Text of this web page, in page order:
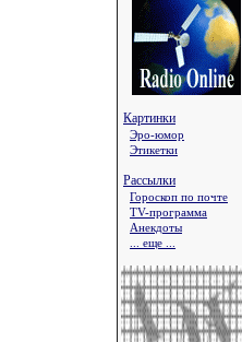
Картинки
Эро-юмор
Этикетки
Рассылки
Гороскоп по почте
TV-программа
Анекдоты
... еще ...